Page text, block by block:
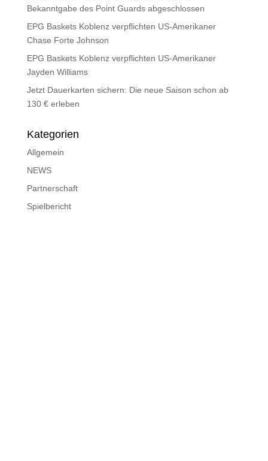
Bekanntgabe des Point Guards abgeschlossen
EPG Baskets Koblenz verpflichten US-Amerikaner
Chase Forte Johnson
EPG Baskets Koblenz verpflichten US-Amerikaner
Jayden Williams
Jetzt Dauerkarten sichern: Die neue Saison schon ab
130 € erleben
Kategorien
Allgemein
NEWS
Partnerschaft
Spielbericht